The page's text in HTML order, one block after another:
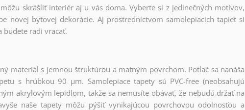
skrášliť interiér aj u vás doma. Vyberte si z jedinečných motívov,
novej bytovej dekorácie. Aj prostredníctvom samolepiacich tapiet si
budete radi vracať.
materiál s jemnou štruktúrou a matným povrchom. Potlač sa nanáša
s hrúbkou 90 µm. Samolepiace tapety sú PVC-free (neobsahujú
akrylovým lepidlom, takže sa nemusíte obávať, že nebudú držať na
naše tapety môžu pýšiť vynikajúcou povrchovou odolnosťou a